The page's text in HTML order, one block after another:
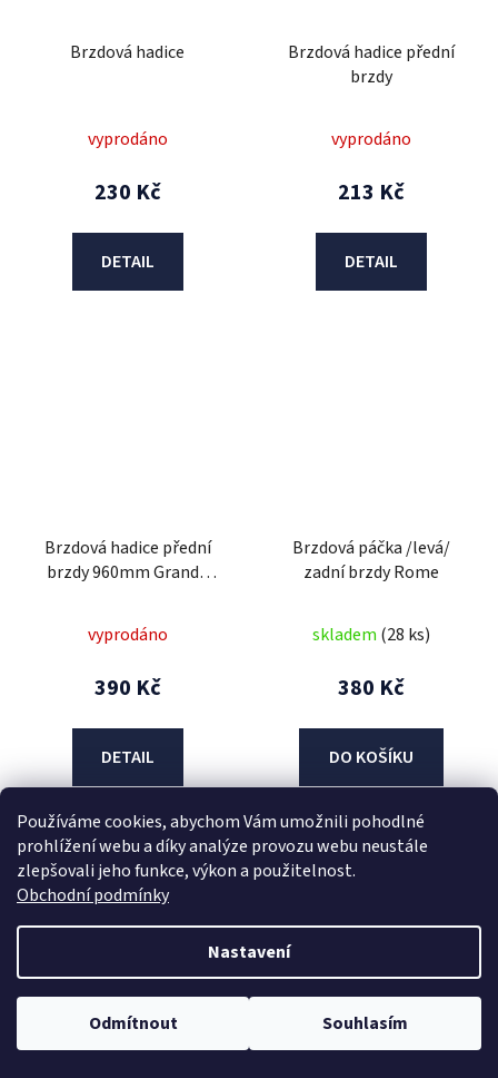
Používáme cookies, abychom Vám umožnili pohodlné
prohlížení webu a díky analýze provozu webu neustále
zlepšovali jeho funkce, výkon a použitelnost.
Obchodní podmínky
Nastavení
Odmítnout Souhlasím
Brzdová hadice
vyprodáno
230 Kč
DETAIL
Brzdová hadice přední
brzdy
vyprodáno
213 Kč
DETAIL
Brzdová hadice přední
brzdy 960mm Grande
vyprodáno
390 Kč
DETAIL
Brzdová páčka /levá/
zadní brzdy Rome
skladem (28 ks)
380 Kč
DO KOŠÍKU
Brzdová páčka koloběžky
Brzdová páčka koloběžky